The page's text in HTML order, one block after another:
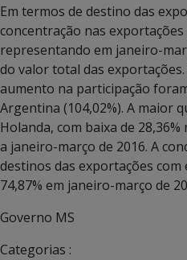
Em termos de destino das
concentração nas exportações
representando em janeiro-
do valor total das
aumento na participação
Argentina (104,02%). A maior
Holanda, com baixa de
a janeiro-março de 2016. A
destinos das exportações com
74,87% em janeiro-março de
Governo MS
Categorias :